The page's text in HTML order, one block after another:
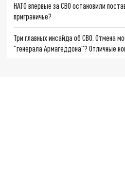
НАТО впервые за СВО остановили
приграничье?
Три главных инсайда об СВО. Отмена
"генерала Армагеддона"? Отличные